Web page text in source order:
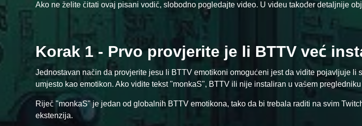
Ako ne želite čitati ovaj pisani vodič, slobodno pogledajte video. U videu također detaljnije
Korak 1 - Prvo provjerite je li BTTV već
Jednostavan način da provjerite jesu li BTTV emotikoni omogućeni jest da vidite pojavljuje li
umjesto kao emotikon. Ako vidite tekst "monkaS", BTTV ili nije instaliran u vašem
Riječ "monkaS" je jedan od globalnih BTTV emotikona, tako da bi trebala raditi na svim
ekstenzija.